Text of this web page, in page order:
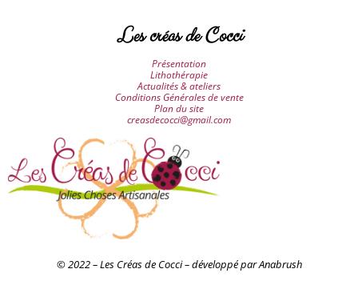
Les créas de Cocci
Présentation
Lithothérapie
Actualités & ateliers
Conditions Générales de vente
Plan du site
creasdecocci@gmail.com
© 2022 – Les Créas de Cocci – développé par Anabrush